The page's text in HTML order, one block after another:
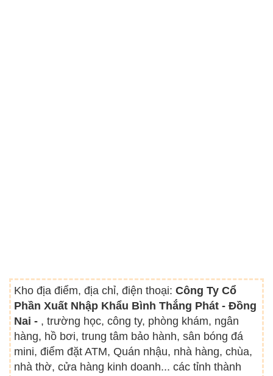
Kho địa điểm, địa chỉ, điện thoại: Công Ty Cổ
Phần Xuất Nhập Khẩu Bình Thắng Phát - Đồng
Nai - , trường học, công ty, phòng khám, ngân
hàng, hồ bơi, trung tâm bảo hành, sân bóng đá
mini, điểm đặt ATM, Quán nhậu, nhà hàng, chùa,
nhà thờ, cửa hàng kinh doanh... các tỉnh thành